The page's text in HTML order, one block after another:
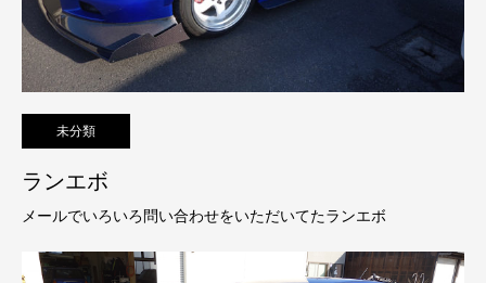
未分類
ランエボ
メールでいろいろ問い合わせをいただいてたランエボ